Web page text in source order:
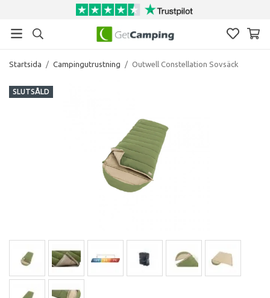
Startsida / Campingutrustning / Outwell Constellation Sovsäck
SLUTSÅLD